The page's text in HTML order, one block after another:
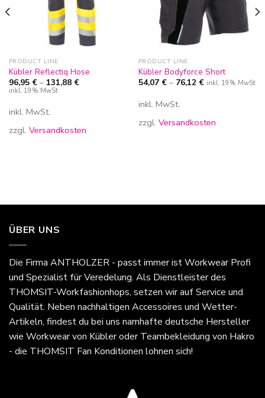
PRODUCT LINE
Kübler Reflectiq Hose
96,95 €– 131,88 €
inkl. 19% MwSt
inkl. MwSt.
zzgl. Versandkosten
PRODUCT LINE
Kübler Bodyforce Short
54,07 €– 76,12 € inkl. 19% MwSt
inkl. MwSt.
zzgl. Versandkosten
ÜBER UNS
Die Firma ANTHOLZER - passt immerist Workwear Profi
und Spezialist für Veredelung. Als Dienstleister des
THOMSIT-Workfashionhops, setzen wir auf Service und
Qualität. Neben nachhaltigen Accessoires und Wetter-
Artikeln, findest du bei uns namhafte deutsche Hersteller
wie Workwear von Kübler oder Teambekleidung von Hakro
- die THOMSIT Fan Konditionen lohnen sich!